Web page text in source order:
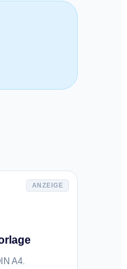
ANZEIGE
A4.